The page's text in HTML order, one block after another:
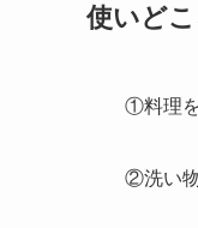
使いど
①料理を
②洗い物